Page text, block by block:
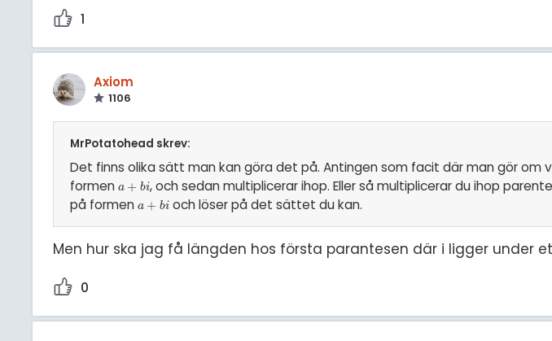
1
Axiom
1106
MrPotatohead skrev:
Det finns olika sätt man kan göra det på. Antingen som facit där man gör om
formen a + bi
a+bi , och sedan multiplicerar ihop. Eller så multiplicerar du ihop
på formen a + bi
a+bi och löser på det sättet du kan.
Men hur ska jag få längden hos första parantesen där i ligger under
0